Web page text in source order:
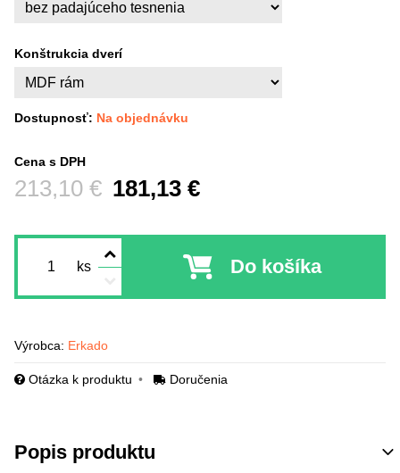
Konštrukcia dverí
Dostupnosť: Na objednávku
Cena s DPH
181,13 €
Pred zľavou:
213,10 €
ks Do košíka
Výrobca: Erkado
Otázka k produktu Doručenia
Popis produktu